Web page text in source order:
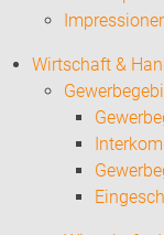
Wirtschaft &